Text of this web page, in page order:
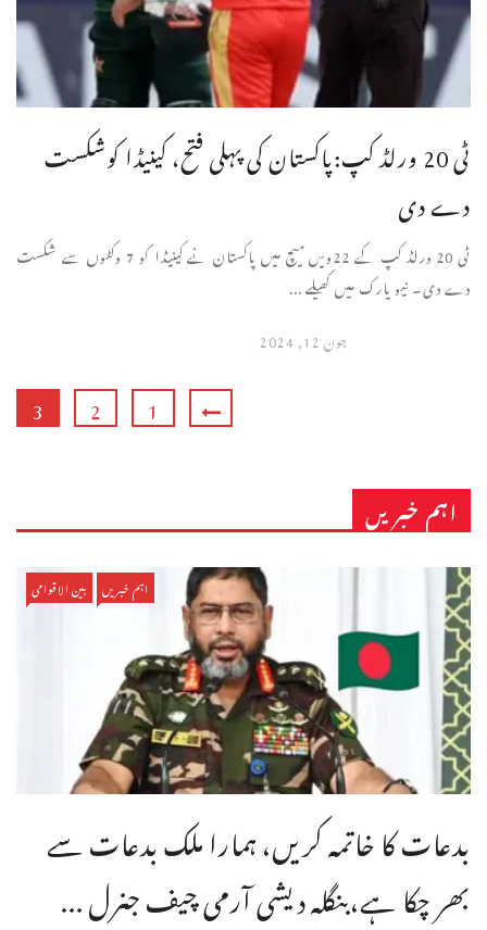
ٹی 20 ورلڈ کپ:پاکستان کی پہلی فتح، کینیڈا کوشکست
دے دی
ٹی 20 ورلڈ کپ کے 22ویں میچ میں پاکستان نے کینیڈا کو 7 وکٹوں سے شکست
دے دی۔ نیو یارک میں کھیلے ...
جون 12, 2024
1
2
3
اہم خبریں
اہم خبریں بین الاقوامی
بدعات کا خاتمہ کریں، ہمارا ملک بدعات سے
بھر چکا ہے،بنگله دیشی آرمی چیف جنرل ...